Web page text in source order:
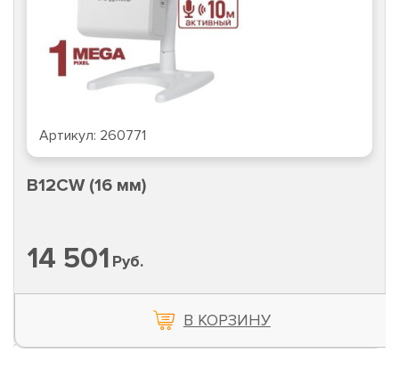
Артикул: 260771
B12CW (16 мм)
14 501 Руб.
В КОРЗИНУ